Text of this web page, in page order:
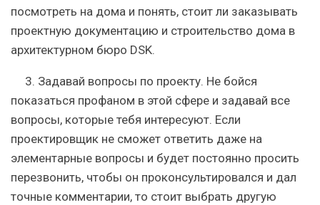
посмотреть на дома и понять, стоит ли заказывать
проектную документацию и строительство дома в
архитектурном бюро DSK.
3. Задавай вопросы по проекту. Не бойся
показаться профаном в этой сфере и задавай все
вопросы, которые тебя интересуют. Если
проектировщик не сможет ответить даже на
элементарные вопросы и будет постоянно просить
перезвонить, чтобы он проконсультировался и дал
точные комментарии, то стоит выбрать другую